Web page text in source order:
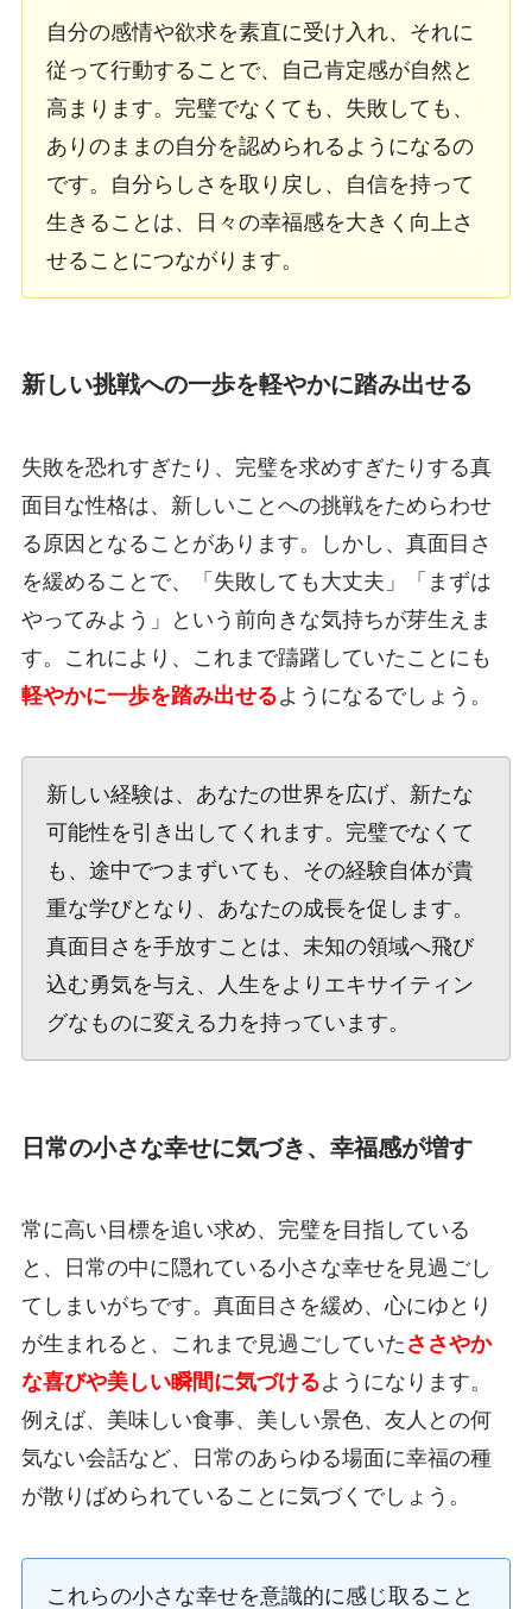
自分の感情や欲求を素直に受け入れ、それに
従って行動することで、自己肯定感が自然と
高まります。完璧でなくても、失敗しても、
ありのままの自分を認められるようになるの
です。自分らしさを取り戻し、自信を持って
生きることは、日々の幸福感を大きく向上さ
せることにつながります。
新しい挑戦への一歩を軽やかに踏み出せる
失敗を恐れすぎたり、完璧を求めすぎたりする真
面目な性格は、新しいことへの挑戦をためらわせ
る原因となることがあります。しかし、真面目さ
を緩めることで、「失敗しても大丈夫」「まずは
やってみよう」という前向きな気持ちが芽生えま
す。これにより、これまで躊躇していたことにも
軽やかに一歩を踏み出せるようになるでしょう。
新しい経験は、あなたの世界を広げ、新たな
可能性を引き出してくれます。完璧でなくて
も、途中でつまずいても、その経験自体が貴
重な学びとなり、あなたの成長を促します。
真面目さを手放すことは、未知の領域へ飛び
込む勇気を与え、人生をよりエキサイティン
グなものに変える力を持っています。
日常の小さな幸せに気づき、幸福感が増す
常に高い目標を追い求め、完璧を目指している
と、日常の中に隠れている小さな幸せを見過ごし
てしまいがちです。真面目さを緩め、心にゆとり
が生まれると、これまで見過ごしていた ささやか
な喜びや美しい瞬間に気づけるようになります。
例えば、美味しい食事、美しい景色、友人との何
気ない会話など、日常のあらゆる場面に幸福の種
が散りばめられていることに気づくでしょう。
これらの小さな幸せを意識的に感じ取ること